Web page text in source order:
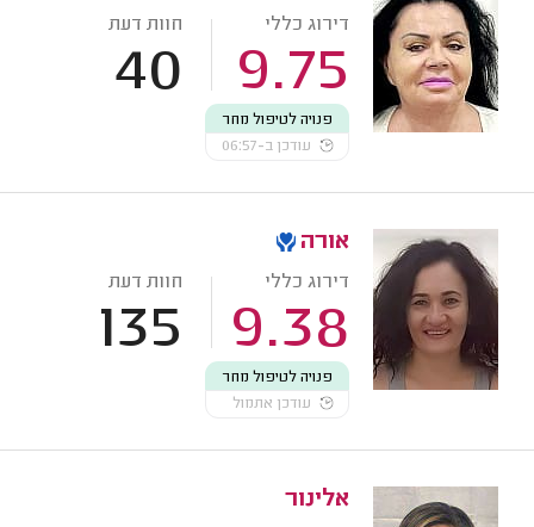
דירוג כללי
9.75
חוות דעת
40
פנויה לטיפול מחר
עודכן ב-06:57
אורה
דירוג כללי
9.38
חוות דעת
135
פנויה לטיפול מחר
עודכן אתמול
אלינור